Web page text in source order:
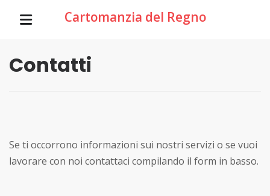
Cartomanzia del Regno
Contatti
Se ti occorrono informazioni sui nostri servizi o se vuoi
lavorare con noi contattaci compilando il form in basso.